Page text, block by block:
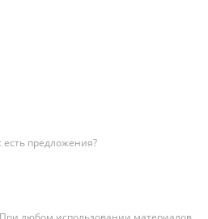
предложения?